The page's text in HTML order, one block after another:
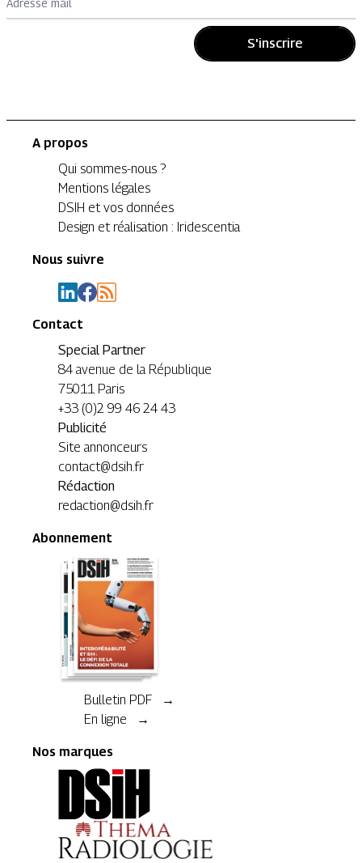
Adresse mail
S'inscrire
A propos
Qui sommes-nous ?
Mentions légales
DSIH et vos données
Design et réalisation : Iridescentia
Nous suivre
Contact
Special Partner
84 avenue de la République
75011 Paris
+33 (0)2 99 46 24 43
Publicité
Site annonceurs
contact@dsih.fr
Rédaction
redaction@dsih.fr
Abonnement
Bulletin PDF →
En ligne →
Nos marques